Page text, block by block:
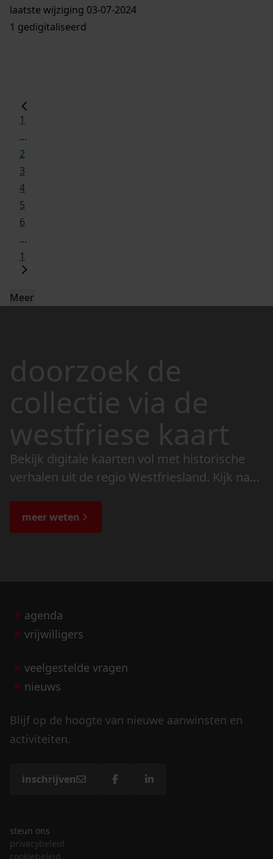
laatste wijziging 03-07-2024
1 gedigitaliseerd
1
...
2
3
4
5
6
...
1
Meer
doorzoek de
collectie via de
westfriese kaart
Bekijk digitale kaarten vol met historische
verhalen uit de regio Westfriesland. Kijk naar
de bijzondere verhalen.
meer weten
agenda
vrijwilligers
veelgestelde vragen
nieuws
Blijf op de hoogte van nieuwe aanwinsten en
activiteiten.
inschrijven
steun ons
privacybeleid
cookiebeleid